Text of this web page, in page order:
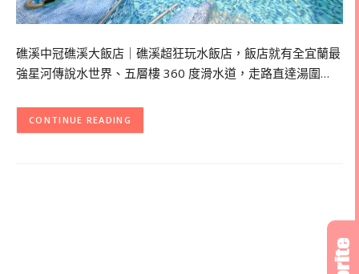
礁溪中冠礁溪大飯店｜礁溪超狂玩水飯店，飯店就有全宜蘭最
強星河傳說水世界、五層樓 360 度滑水道，走路直達湯圍…
CONTINUE READING